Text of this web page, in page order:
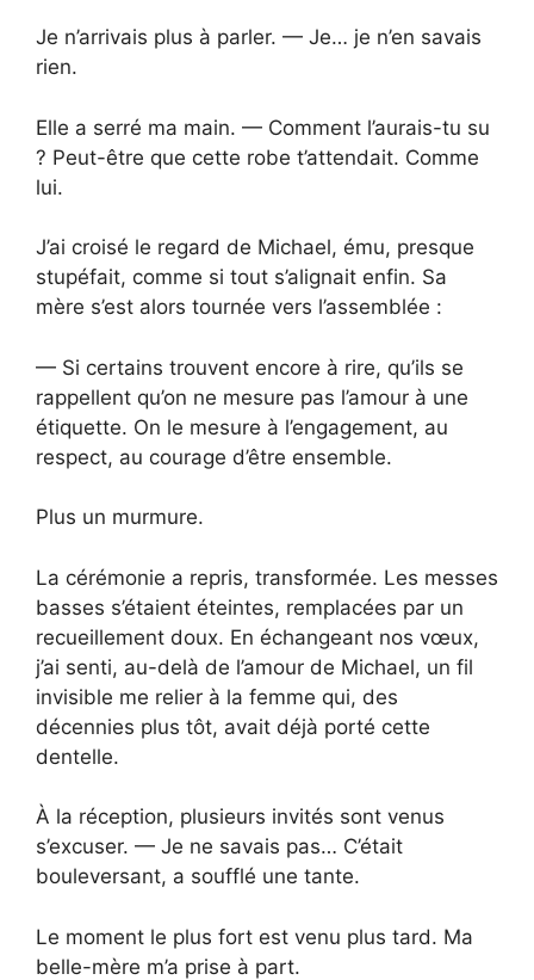
Je n’arrivais plus à parler. — Je… je n’en savais
rien.
Elle a serré ma main. — Comment l’aurais-tu su
? Peut-être que cette robe t’attendait. Comme
lui.
J’ai croisé le regard de Michael, ému, presque
stupéfait, comme si tout s’alignait enfin. Sa
mère s’est alors tournée vers l’assemblée :
— Si certains trouvent encore à rire, qu’ils se
rappellent qu’on ne mesure pas l’amour à une
étiquette. On le mesure à l’engagement, au
respect, au courage d’être ensemble.
Plus un murmure.
La cérémonie a repris, transformée. Les messes
basses s’étaient éteintes, remplacées par un
recueillement doux. En échangeant nos vœux,
j’ai senti, au-delà de l’amour de Michael, un fil
invisible me relier à la femme qui, des
décennies plus tôt, avait déjà porté cette
dentelle.
À la réception, plusieurs invités sont venus
s’excuser. — Je ne savais pas… C’était
bouleversant, a soufflé une tante.
Le moment le plus fort est venu plus tard. Ma
belle-mère m’a prise à part.